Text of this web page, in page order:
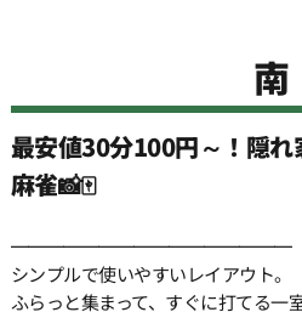
24:30
南
最安値30分100円～！隠
麻雀📸🀄️
━━━━━━━━━━━━━━━━
シンプルで使いやすいレイアウト。
ふらっと集まって、すぐに打てる一室